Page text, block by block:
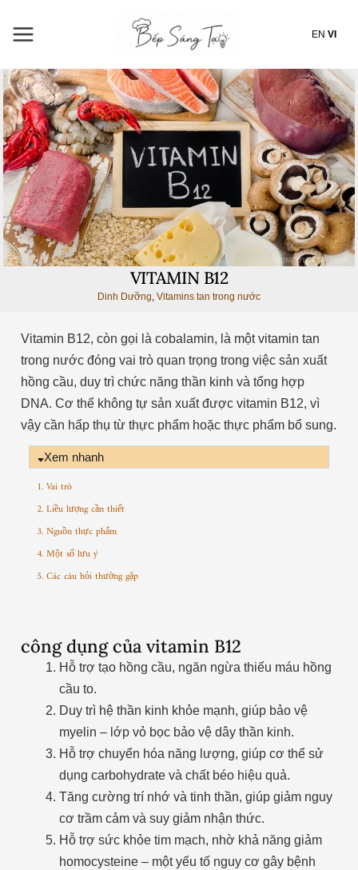
EN VI
VITAMIN B12
Dinh Dưỡng, Vitamins tan trong nước
Vitamin B12, còn gọi là cobalamin, là một vitamin tan
trong nước đóng vai trò quan trọng trong việc sản xuất
hồng cầu, duy trì chức năng thần kinh và tổng hợp
DNA. Cơ thể không tự sản xuất được vitamin B12, vì
vậy cần hấp thụ từ thực phẩm hoặc thực phẩm bổ sung.
Xem nhanh
1. Vai trò
2. Liều lượng cần thiết
3. Nguồn thực phẩm
4. Một số lưu ý
5. Các câu hỏi thường gặp
công dụng của vitamin B12
Hỗ trợ tạo hồng cầu, ngăn ngừa thiếu máu hồng
cầu to.
Duy trì hệ thần kinh khỏe mạnh, giúp bảo vệ
myelin – lớp vỏ bọc bảo vệ dây thần kinh.
Hỗ trợ chuyển hóa năng lượng, giúp cơ thể sử
dụng carbohydrate và chất béo hiệu quả.
Tăng cường trí nhớ và tinh thần, giúp giảm nguy
cơ trầm cảm và suy giảm nhận thức.
Hỗ trợ sức khỏe tim mạch, nhờ khả năng giảm
homocysteine – một yếu tố nguy cơ gây bệnh